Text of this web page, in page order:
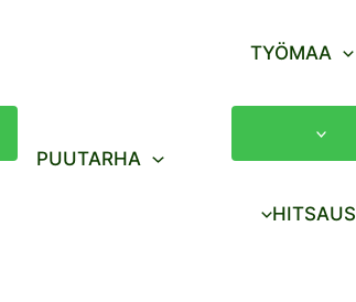
PUUTARHA
TYÖMAA
HITSAUS